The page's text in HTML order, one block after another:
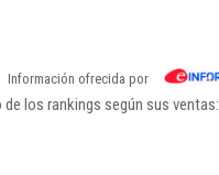
Información ofrecida por
los rankings según sus ventas: